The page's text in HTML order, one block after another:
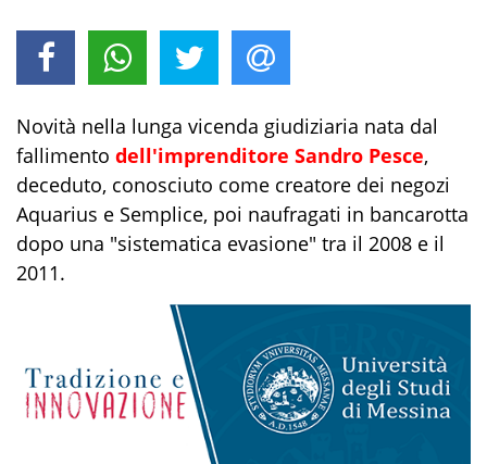
Novità nella lunga vicenda giudiziaria nata dal
fallimento dell'imprenditore Sandro Pesce,
deceduto, conosciuto come creatore dei negozi
Aquarius e Semplice, poi naufragati in bancarotta
dopo una "sistematica evasione" tra il 2008 e il
2011.